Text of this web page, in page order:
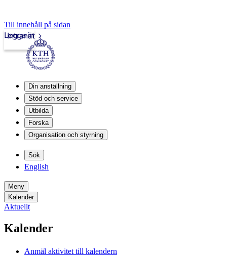
Till innehåll på sidan
Intranät
Logga in
Din anställning
Stöd och service
Utbilda
Forska
Organisation och styrning
Sök
English
Meny
Kalender
Aktuellt
Kalender
Anmäl aktivitet till kalendern